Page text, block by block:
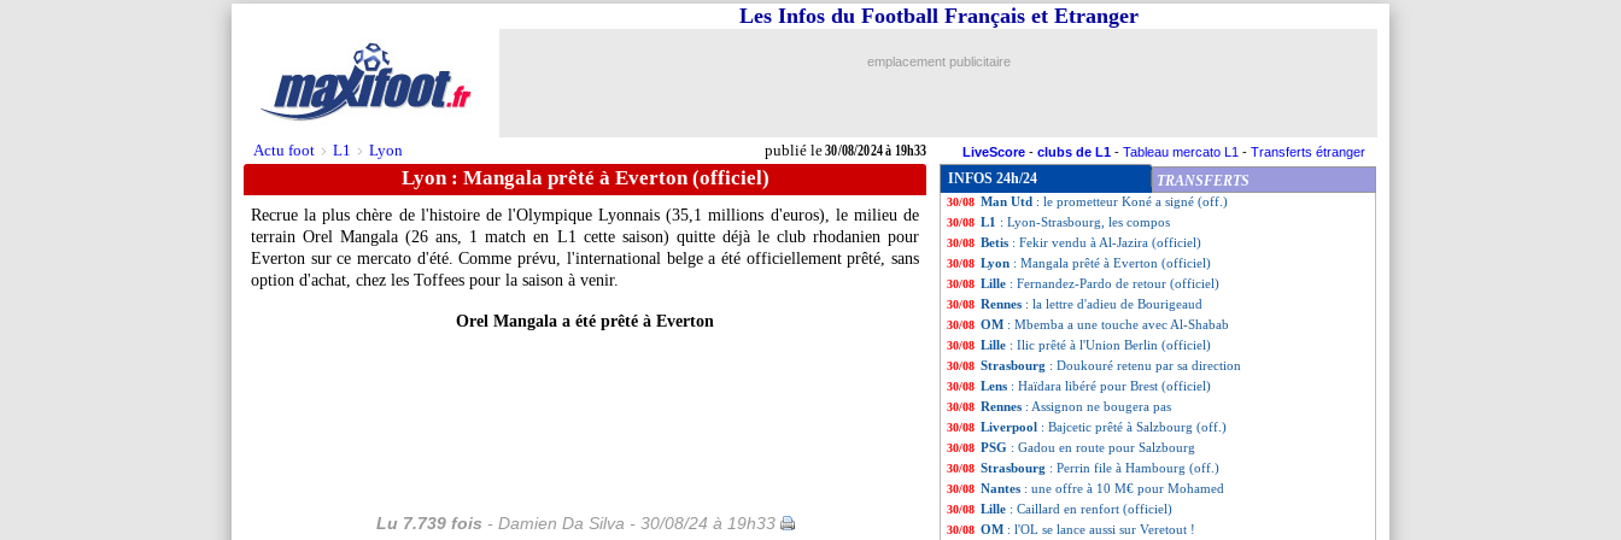
Actu foot > L1 > Lyon publié le30/08/2024 à 19h33
Les Infos du Football Français et Etranger
emplacement publicitaire
LiveScore - clubs de L1 - Tableau mercato L1 - Transferts étranger
Lyon : Mangala prêté à Everton (officiel)
Recrue la plus chère de l'histoire de l'Olympique Lyonnais (35,1 millions d'euros), le milieu de
terrain OrelMangala (26 ans, 1 match en L1 cette saison) quitte déjà le club rhodanien pour
Everton sur ce mercato d'été. Comme prévu, l'international belge a été officiellement prêté, sans
option d'achat, chez les Toffees pour la saison à venir.
Orel Mangala a été prêté à Everton
Lu 7.739 fois - Damien Da Silva - 30/08/24 à 19h33
INFOS 24h/24 TRANSFERTS
30/08 Man Utd: McTominay file à Naples (officiel)
30/08 Strasbourg
30/08 Lorient : Dieng en prêt à Angers ?
30/08 Lyon: Nuamah veut rejoindre Fulham
30/08 Man Utd : le prometteur Koné a signé (off.)
30/08 L1 : Lyon-Strasbourg, les compos
30/08 Betis : Fekir vendu à Al-Jazira (officiel)
30/08 Lyon : Mangala prêté à Everton (officiel)
30/08 Lille : Fernandez-Pardo de retour (officiel)
30/08 Rennes : la lettre d'adieu de Bourigeaud
30/08 OM : Mbemba a une touche avec Al-Shabab
30/08 Lille : Ilic prêté à l'Union Berlin (officiel)
30/08 Strasbourg : Doukouré retenu par sa direction
30/08 Lens : Haïdara libéré pour Brest (officiel)
30/08 Rennes : Assignon ne bougera pas
30/08 Liverpool : Bajcetic prêté à Salzbourg (off.)
30/08 PSG : Gadou en route pour Salzbourg
30/08 Strasbourg : Perrin file à Hambourg (off.)
30/08 Nantes : une offre à 10 M€ pour Mohamed
30/08 Lille : Caillard en renfort (officiel)
30/08 OM : l'OL se lance aussi sur Veretout !